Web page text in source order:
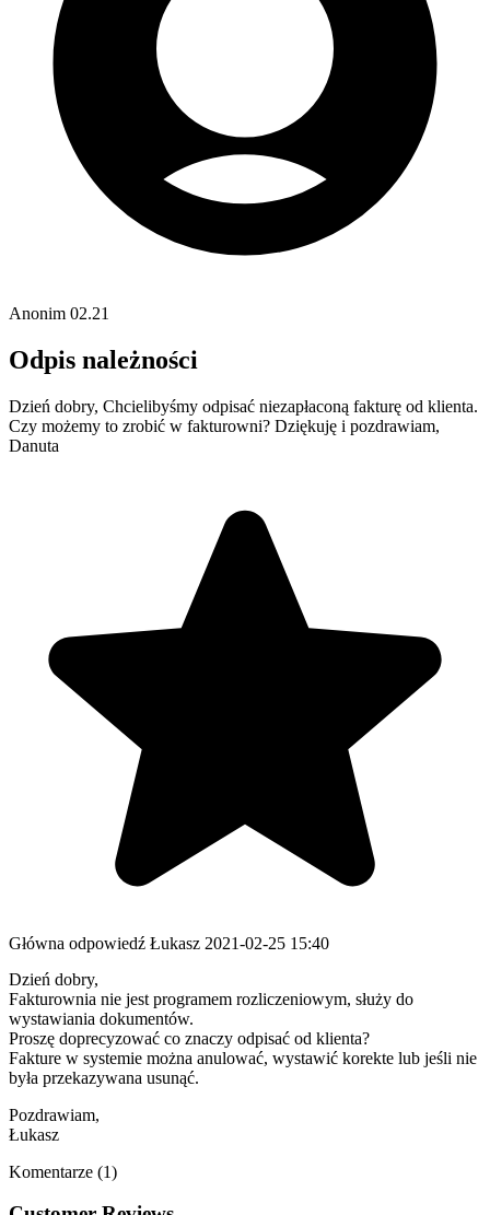
Anonim 02.21
Odpis należności
Dzień dobry, Chcielibyśmy odpisać niezapłaconą fakturę od klienta.
Czy możemy to zrobić w fakturowni? Dziękuję i pozdrawiam,
Danuta
Główna odpowiedź Łukasz 2021-02-25 15:40
Dzień dobry,
Fakturownia nie jest programem rozliczeniowym, służy do
wystawiania dokumentów.
Proszę doprecyzować co znaczy odpisać od klienta?
Fakture w systemie można anulować, wystawić korekte lub jeśli nie
była przekazywana usunąć.
Pozdrawiam,
Łukasz
Komentarze (1)